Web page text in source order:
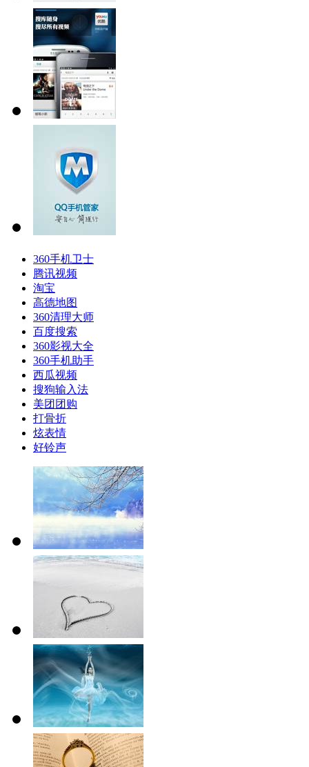
360手机卫士
腾讯视频
淘宝
高德地图
360清理大师
百度搜索
360影视大全
360手机助手
西瓜视频
搜狗输入法
美团团购
打骨折
炫表情
好铃声